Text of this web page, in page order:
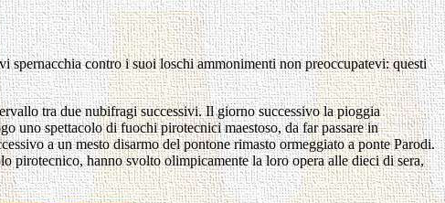
contro i suoi loschi ammonimenti non preoccupatevi: questi
tra due nubifragi successivi. Il giorno successivo la pioggia
uno spettacolo di fuochi pirotecnici maestoso, da far passare in
a un mesto disarmo del pontone rimasto ormeggiato a ponte Parodi.
pirotecnico, hanno svolto olimpicamente la loro opera alle dieci di sera,